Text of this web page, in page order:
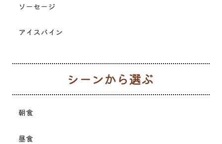
ソーセージ
アイスバイン
朝食
昼食